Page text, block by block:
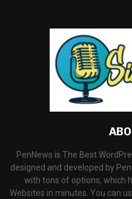
PenNews is The Best
designed and developed by
with tons of options, which
Websites in minutes. You can